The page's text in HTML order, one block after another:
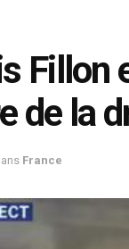
Fillon
de la
France